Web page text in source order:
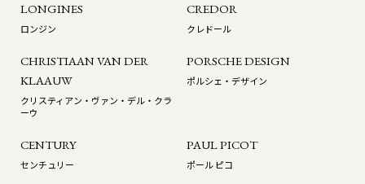
LONGINES
ロンジン
CREDOR
クレドール
CHRISTIAAN VAN DER
KLAAUW
クリスティアン・ヴァン・デル・クラ
ーウ
PORSCHE DESIGN
ポルシェ・デザイン
CENTURY
センチュリー
PAUL PICOT
ポール ピコ